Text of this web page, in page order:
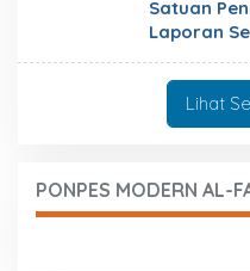
Satuan
Laporan
Lihat
PONPES MODERN AL-